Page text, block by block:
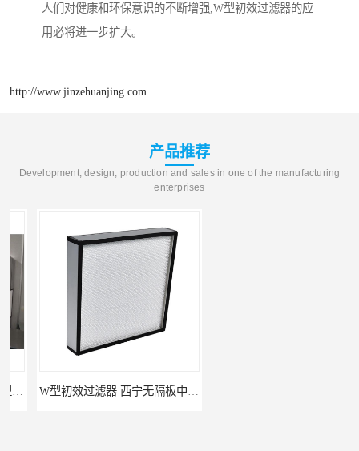
人们对健康和环保意识的不断增强,W型初效过滤器的应
用必将进一步扩大。
http://www.jinzehuanjing.com
产品推荐
Development, design, production and sales in one of the manufacturing
enterprises
W型初效过滤器 西宁无隔板中效过滤器供应 金泽